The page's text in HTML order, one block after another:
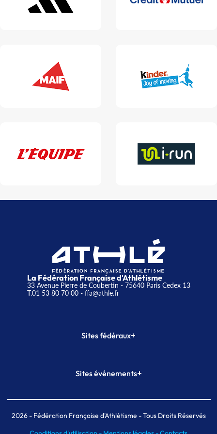
La Fédération Française d'Athlétisme
33 Avenue Pierre de Coubertin - 75640 Paris Cedex 13
T.01 53 80 70 00- ffa@athle.fr
Sites fédéraux+
Plateforme Formation
Sites événements+
Meeting de Paris indoor
MAIF Ekiden de Paris
2026- Fédération Française d'Athlétisme - Tous Droits Réservés